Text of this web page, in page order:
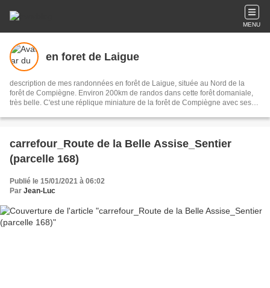
MENU
en foret de Laigue
description de mes randonnées en forêt de Laigue, située au Nord de la
forêt de Compiègne. Environ 200km de randos dans cette forêt domaniale,
très belle. C'est une réplique miniature de la forêt de Compiègne avec ses
illustrée avec environ 10000 photos et les parcours de mes randonnées.
carrefour_Route de la Belle Assise_Sentier
(parcelle 168)
Publié le 15/01/2021 à 06:02
Par Jean-Luc